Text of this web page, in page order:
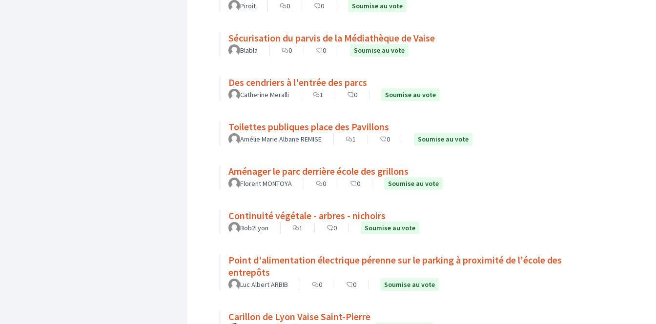
Piroit 0 0 Soumise au vote
Sécurisation du parvis de la Médiathèque de Vaise
Blabla 0 0 Soumise au vote
Des cendriers à l'entrée des parcs
Catherine Meralli 1 0 Soumise au vote
Toilettes publiques place des Pavillons
Amélie Marie Albane REMISE 1 0 Soumise au vote
Aménager le parc derrière école des grillons
Florent MONTOYA 0 0 Soumise au vote
Continuité végétale - arbres - nichoirs
Bob2Lyon 1 0 Soumise au vote
Point d'alimentation électrique pérenne sur le parking à proximité de l'école des
entrepôts
Luc Albert ARBIB 0 0 Soumise au vote
Carillon de Lyon Vaise Saint-Pierre